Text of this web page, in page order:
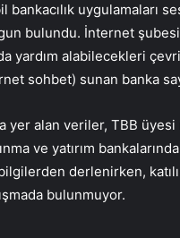
bankacılık uygulamaları
bulundu. İnternet
yardım alabilecekleri
sohbet) sunan banka
yer alan veriler, TBB üyesi
ve yatırım
derlenirken,
bulunmuyor.